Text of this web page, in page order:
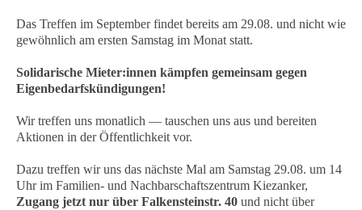
Das Treffen im September findet bereits am 29.08. und nicht wie
gewöhnlich am ersten Samstag im Monat statt.
Solidarische Mieter:innen kämpfen gemeinsam gegen
Eigenbedarfskündigungen!
Wir treffen uns monatlich — tauschen uns aus und bereiten
Aktionen in der Öffentlichkeit vor.
Dazu treffen wir uns das nächste Mal am Samstag 29.08. um 14
Uhr im Familien- und Nachbarschaftszentrum Kiezanker,
Zugang jetzt nur über Falkensteinstr. 40 und nicht über